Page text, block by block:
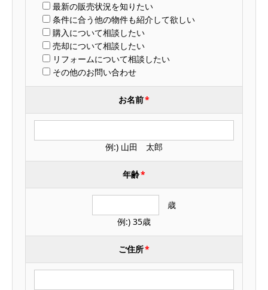
最新の販売状況を知りたい
条件に合う他の物件も紹介して欲しい
購入について相談したい
売却について相談したい
リフォームについて相談したい
その他のお問い合わせ
お名前*
例:) 山田 太郎
年齢*
歳
例:) 35歳
ご住所*